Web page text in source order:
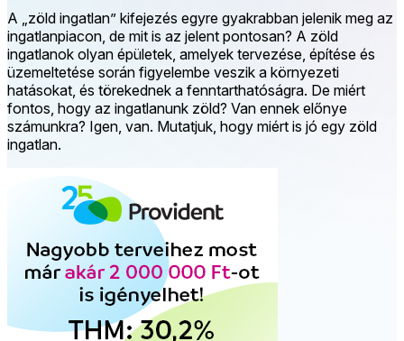
A „zöld ingatlan” kifejezés egyre gyakrabban jelenik meg az
ingatlanpiacon, de mit is az jelent pontosan? A zöld
ingatlanok olyan épületek, amelyek tervezése, építése és
üzemeltetése során figyelembe veszik a környezeti
hatásokat, és törekednek a fenntarthatóságra. De miért
fontos, hogy az ingatlanunk zöld? Van ennek előnye
számunkra? Igen, van. Mutatjuk, hogy miért is jó egy zöld
ingatlan.